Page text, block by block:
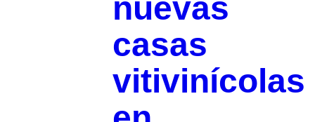
nuevas
casas
vitivinícolas